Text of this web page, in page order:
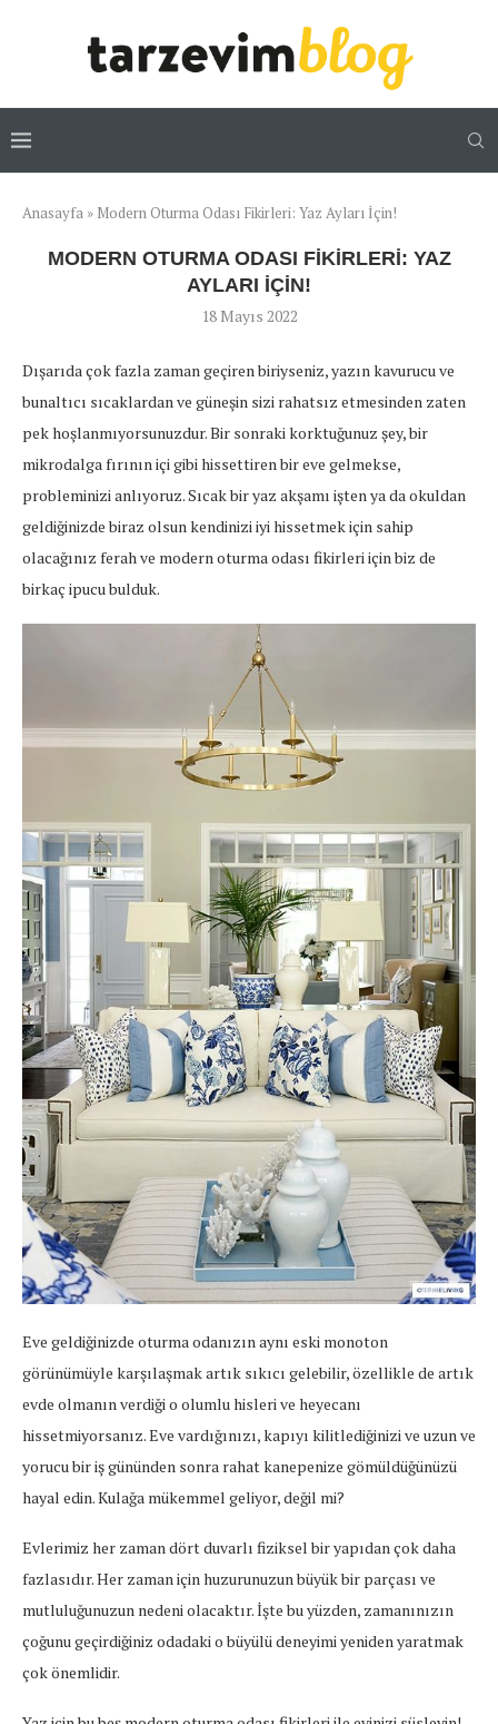
Anasayfa » Modern Oturma Odası Fikirleri: Yaz Ayları İçin!
MODERN OTURMA ODASI FIKIRLERI: YAZ
AYLARI İÇIN!
18 Mayıs 2022
Dışarıda çok fazla zaman geçiren biriyseniz, yazın kavurucu ve
bunaltıcı sıcaklardan ve güneşin sizi rahatsız etmesinden zaten
pek hoşlanmıyorsunuzdur. Bir sonraki korktuğunuz şey, bir
mikrodalga fırının içi gibi hissettiren bir eve gelmekse,
probleminizi anlıyoruz. Sıcak bir yaz akşamı işten ya da okuldan
geldiğinizde biraz olsun kendinizi iyi hissetmek için sahip
olacağınız ferah ve modern oturma odası fikirleri için biz de
birkaç ipucu bulduk.
Eve geldiğinizde oturma odanızın aynı eski monoton
görünümüyle karşılaşmak artık sıkıcı gelebilir, özellikle de artık
evde olmanın verdiği o olumlu hisleri ve heyecanı
hissetmiyorsanız. Eve vardığınızı, kapıyı kilitlediğinizi ve uzun ve
yorucu bir iş gününden sonra rahat kanepenize gömüldüğünüzü
hayal edin. Kulağa mükemmel geliyor, değil mi?
Evlerimiz her zaman dört duvarlı fiziksel bir yapıdan çok daha
fazlasıdır. Her zaman için huzurunuzun büyük bir parçası ve
mutluluğunuzun nedeni olacaktır. İşte bu yüzden, zamanınızın
çoğunu geçirdiğiniz odadaki o büyülü deneyimi yeniden yaratmak
çok önemlidir.